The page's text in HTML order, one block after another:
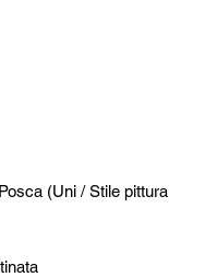
(Uni / Stile pittura